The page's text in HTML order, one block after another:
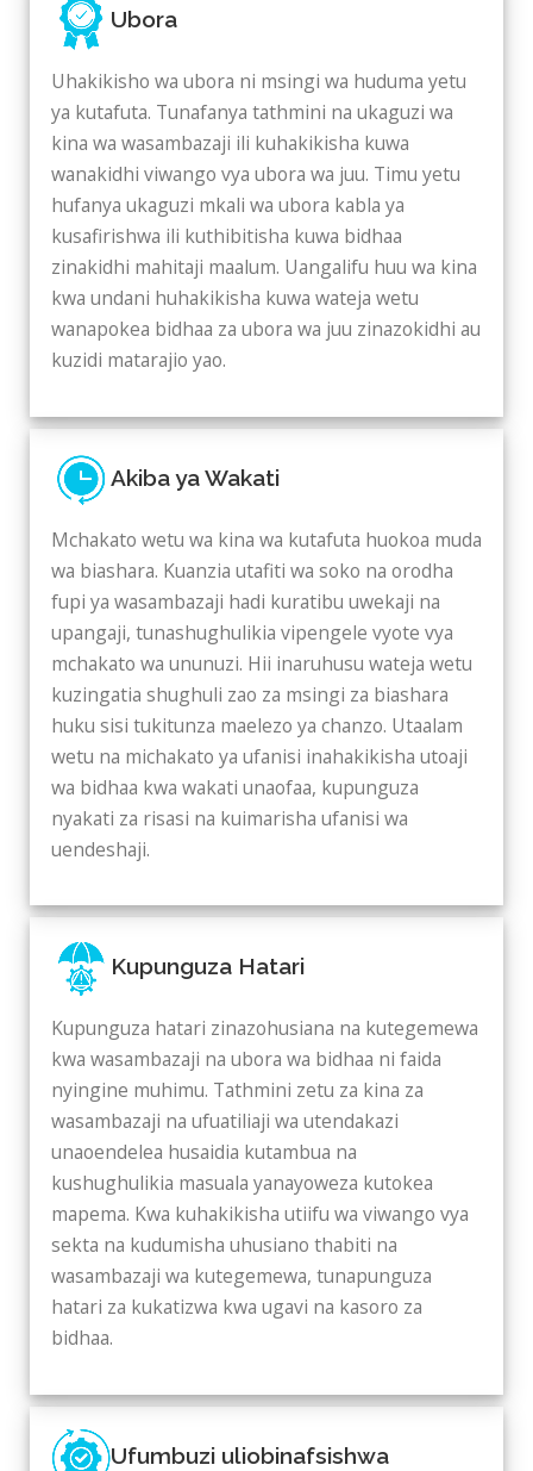
Ubora
Uhakikisho wa ubora ni msingi wa huduma yetu
ya kutafuta. Tunafanya tathmini na ukaguzi wa
kina wa wasambazaji ili kuhakikisha kuwa
wanakidhi viwango vya ubora wa juu. Timu yetu
hufanya ukaguzi mkali wa ubora kabla ya
kusafirishwa ili kuthibitisha kuwa bidhaa
zinakidhi mahitaji maalum. Uangalifu huu wa kina
kwa undani huhakikisha kuwa wateja wetu
wanapokea bidhaa za ubora wa juu zinazokidhi au
kuzidi matarajio yao.
Akiba ya Wakati
Mchakato wetu wa kina wa kutafuta huokoa muda
wa biashara. Kuanzia utafiti wa soko na orodha
fupi ya wasambazaji hadi kuratibu uwekaji na
upangaji, tunashughulikia vipengele vyote vya
mchakato wa ununuzi. Hii inaruhusu wateja wetu
kuzingatia shughuli zao za msingi za biashara
huku sisi tukitunza maelezo ya chanzo. Utaalam
wetu na michakato ya ufanisi inahakikisha utoaji
wa bidhaa kwa wakati unaofaa, kupunguza
nyakati za risasi na kuimarisha ufanisi wa
uendeshaji.
Kupunguza Hatari
Kupunguza hatari zinazohusiana na kutegemewa
kwa wasambazaji na ubora wa bidhaa ni faida
nyingine muhimu. Tathmini zetu za kina za
wasambazaji na ufuatiliaji wa utendakazi
unaoendelea husaidia kutambua na
kushughulikia masuala yanayoweza kutokea
mapema. Kwa kuhakikisha utiifu wa viwango vya
sekta na kudumisha uhusiano thabiti na
wasambazaji wa kutegemewa, tunapunguza
hatari za kukatizwa kwa ugavi na kasoro za
bidhaa.
Ufumbuzi uliobinafsishwa